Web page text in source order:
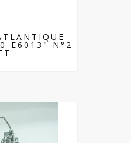
E6013" N°2